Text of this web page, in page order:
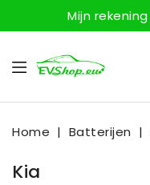
Mijn rekening
Home Batterijen
Kia